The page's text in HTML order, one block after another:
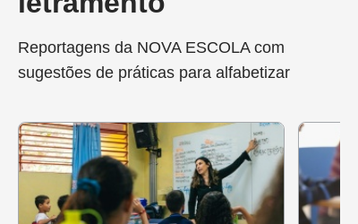
Reportagens da NOVA ESCOLA com
sugestões de práticas para alfabetizar